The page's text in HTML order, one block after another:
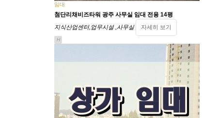
임대
첨단리채비즈타워 광주 사무실 임대 전용 14평
지식산업센터,업무시설 ,사무실
자세히 보기
H